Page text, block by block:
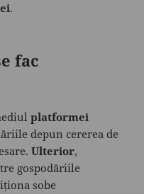
.
fac
platformei
depun cererea de
Ulterior,
gospodăriile
sobe